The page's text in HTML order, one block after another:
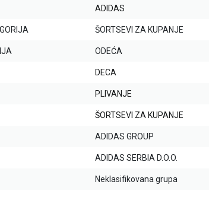
ADIDAS
ŠORTSEVI ZA KUPANJE
ODEĆA
DECA
PLIVANJE
ŠORTSEVI ZA KUPANJE
ADIDAS GROUP
ADIDAS SERBIA D.O.O.
Neklasifikovana grupa